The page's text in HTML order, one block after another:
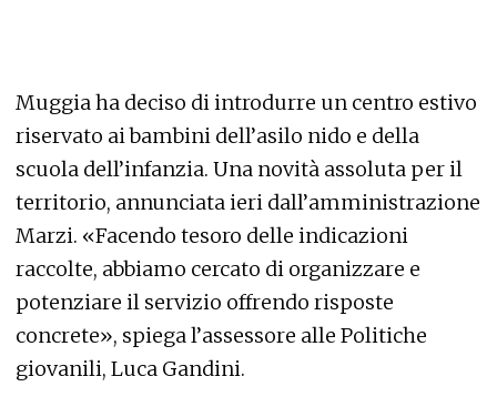
Muggia ha deciso di introdurre un centro estivo
riservato ai bambini dell’asilo nido e della
scuola dell’infanzia. Una novità assoluta per il
territorio, annunciata ieri dall’amministrazione
Marzi. «Facendo tesoro delle indicazioni
raccolte, abbiamo cercato di organizzare e
potenziare il servizio offrendo risposte
concrete», spiega l’assessore alle Politiche
giovanili, Luca Gandini.